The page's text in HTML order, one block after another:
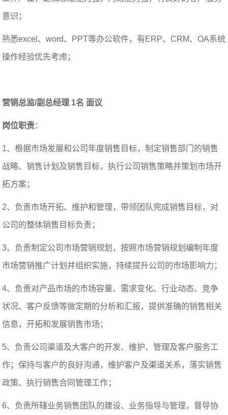
意识；
熟悉excel、word、PPT等办公软件，有ERP、CRM、OA系统
操作经验优先考虑；
营销总监/副总经理 1名 面议
岗位职责：
1、根据市场发展和公司年度销售目标，制定销售部门的销售
战略、销售计划及销售目标，执行公司销售策略并策划市场开
拓方案；
2、负责市场开拓、维护和管理，带领团队完成销售目标，对
公司的整体销售目标负责；
3、负责制定公司市场营销规划，按照市场营销规划编制年度
市场营销推广计划并组织实施，持续提升公司的市场影响力；
4、负责对产品市场的市场容量、需求变化、行业动态、竞争
状况、客户反馈等做定期的分析和汇报，提供准确的销售相关
信息，开拓和发展销售市场；
5、负责公司渠道及大客户的开发、维护、管理及客户服务工
作；保持与客户的良好沟通，维护客户及渠道关系，落实销售
政策、执行销售合同管理工作；
6、负责所辖业务销售团队的建设、业务指导与管理，督导协